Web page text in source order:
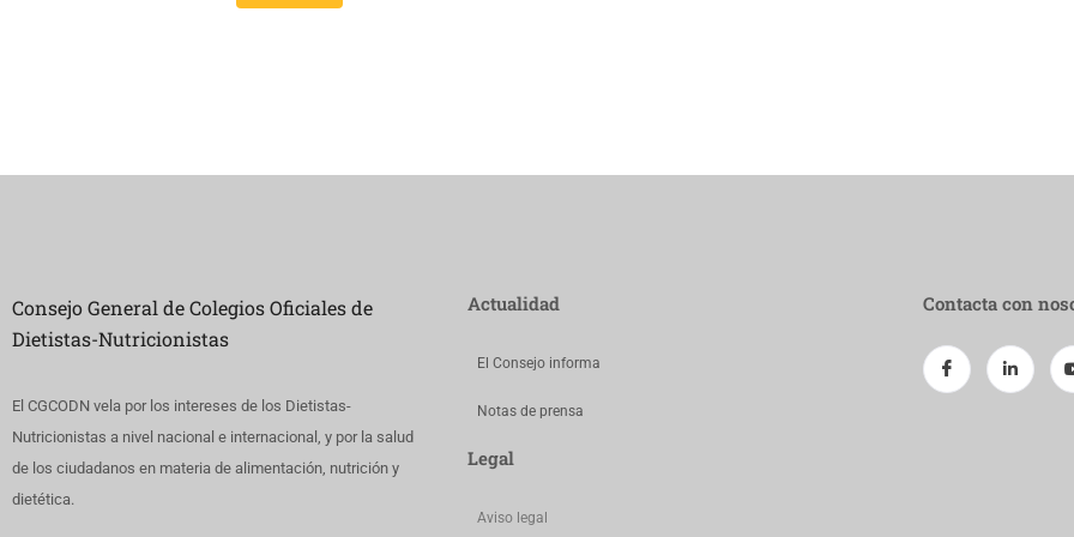
Consejo General de Colegios Oficiales de
Dietistas-Nutricionistas
El CGCODN vela por los intereses de los Dietistas-
Nutricionistas a nivel nacional e internacional, y por la salud
de los ciudadanos en materia de alimentación, nutrición y
dietética.
Actualidad
El Consejo informa
Notas de prensa
Legal
Aviso legal
Contacta con